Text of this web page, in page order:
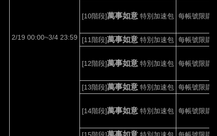
2/19 00:00~3/4 23:59
[10階段]萬事如意 特別加速包 每帳號限購
[11階段]萬事如意 特別加速包 每帳號限購
[12階段]萬事如意 特別加速包 每帳號限購
[13階段]萬事如意 特別加速包 每帳號限購
[14階段]萬事如意 特別加速包 每帳號限購
[15階段]萬事如意 特別加速包 每帳號限購